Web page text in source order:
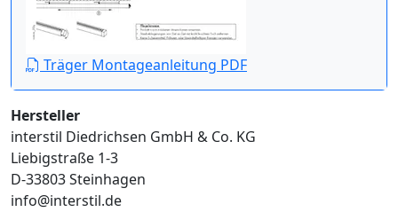
Träger Montageanleitung PDF
Hersteller
interstil Diedrichsen GmbH & Co. KG
Liebigstraße 1-3
D-33803 Steinhagen
info@interstil.de